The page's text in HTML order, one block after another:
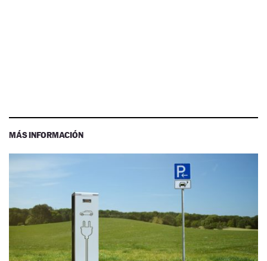
MÁS INFORMACIÓN